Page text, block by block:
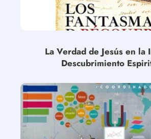
La Verdad de Jesús en la
Descubrimiento